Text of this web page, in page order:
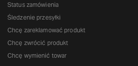
Status zamówienia
Śledzenie przesyłki
Chcę zareklamować produkt
Chcę zwrócić produkt
Chcę wymienić towar